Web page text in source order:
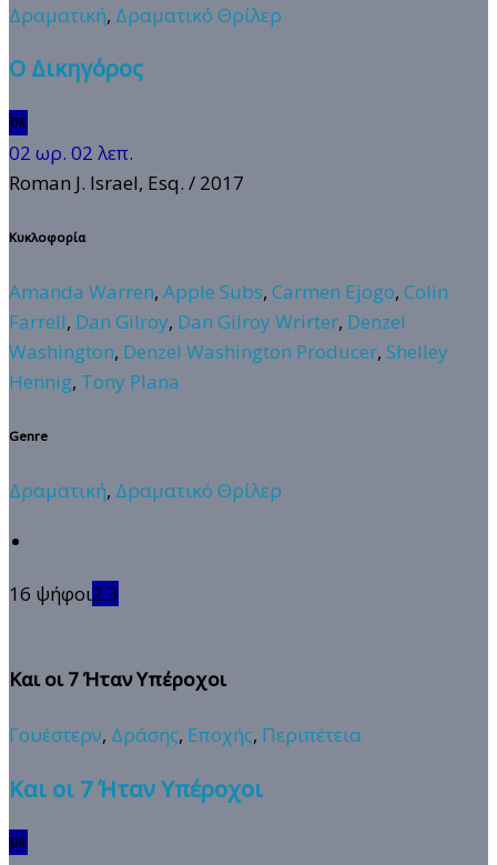
Δραματική, Δραματικό Θρίλερ
Ο Δικηγόρος
🆗
02 ωρ. 02 λεπ.
Roman J. Israel, Esq. / 2017
Κυκλοφορία
Amanda Warren, Apple Subs, Carmen Ejogo, Colin
Farrell, Dan Gilroy, Dan Gilroy Wrirter, Denzel
Washington, Denzel Washington Producer, Shelley
Hennig, Tony Plana
Genre
Δραματική, Δραματικό Θρίλερ
16 ψήφοι2.3
Και οι 7 Ήταν Υπέροχοι
Γουέστερν, Δράσης, Εποχής, Περιπέτεια
Και οι 7 Ήταν Υπέροχοι
🆗